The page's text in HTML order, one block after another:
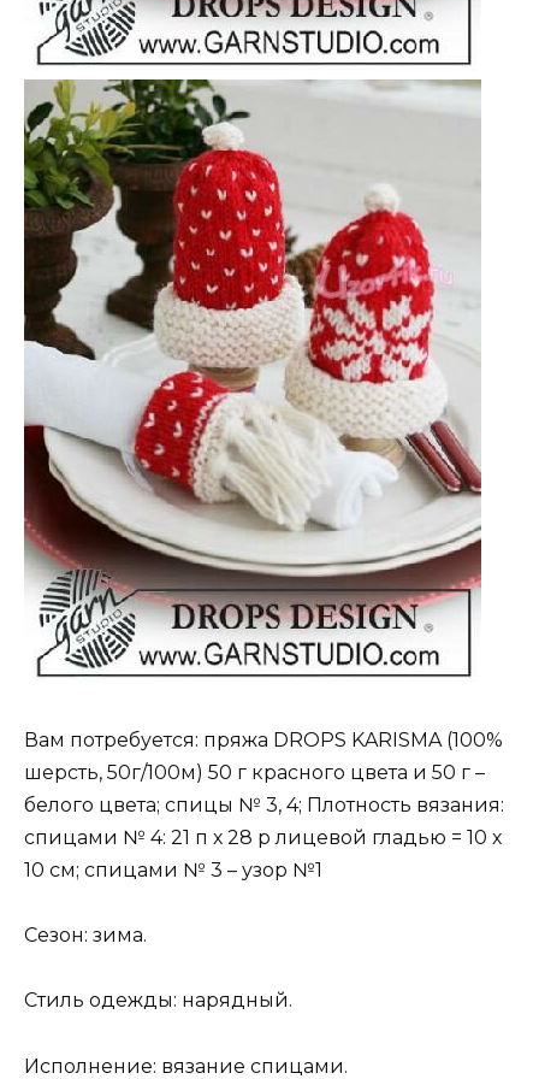
Вам потребуется: пряжа DROPS KARISMA (100%
шерсть, 50г/100м) 50 г красного цвета и 50 г –
белого цвета; спицы № 3, 4; Плотность вязания:
спицами № 4: 21 п х 28 р лицевой гладью = 10 х
10 см; спицами № 3 – узор №1
Сезон: зима.
Стиль одежды: нарядный.
Исполнение: вязание спицами.